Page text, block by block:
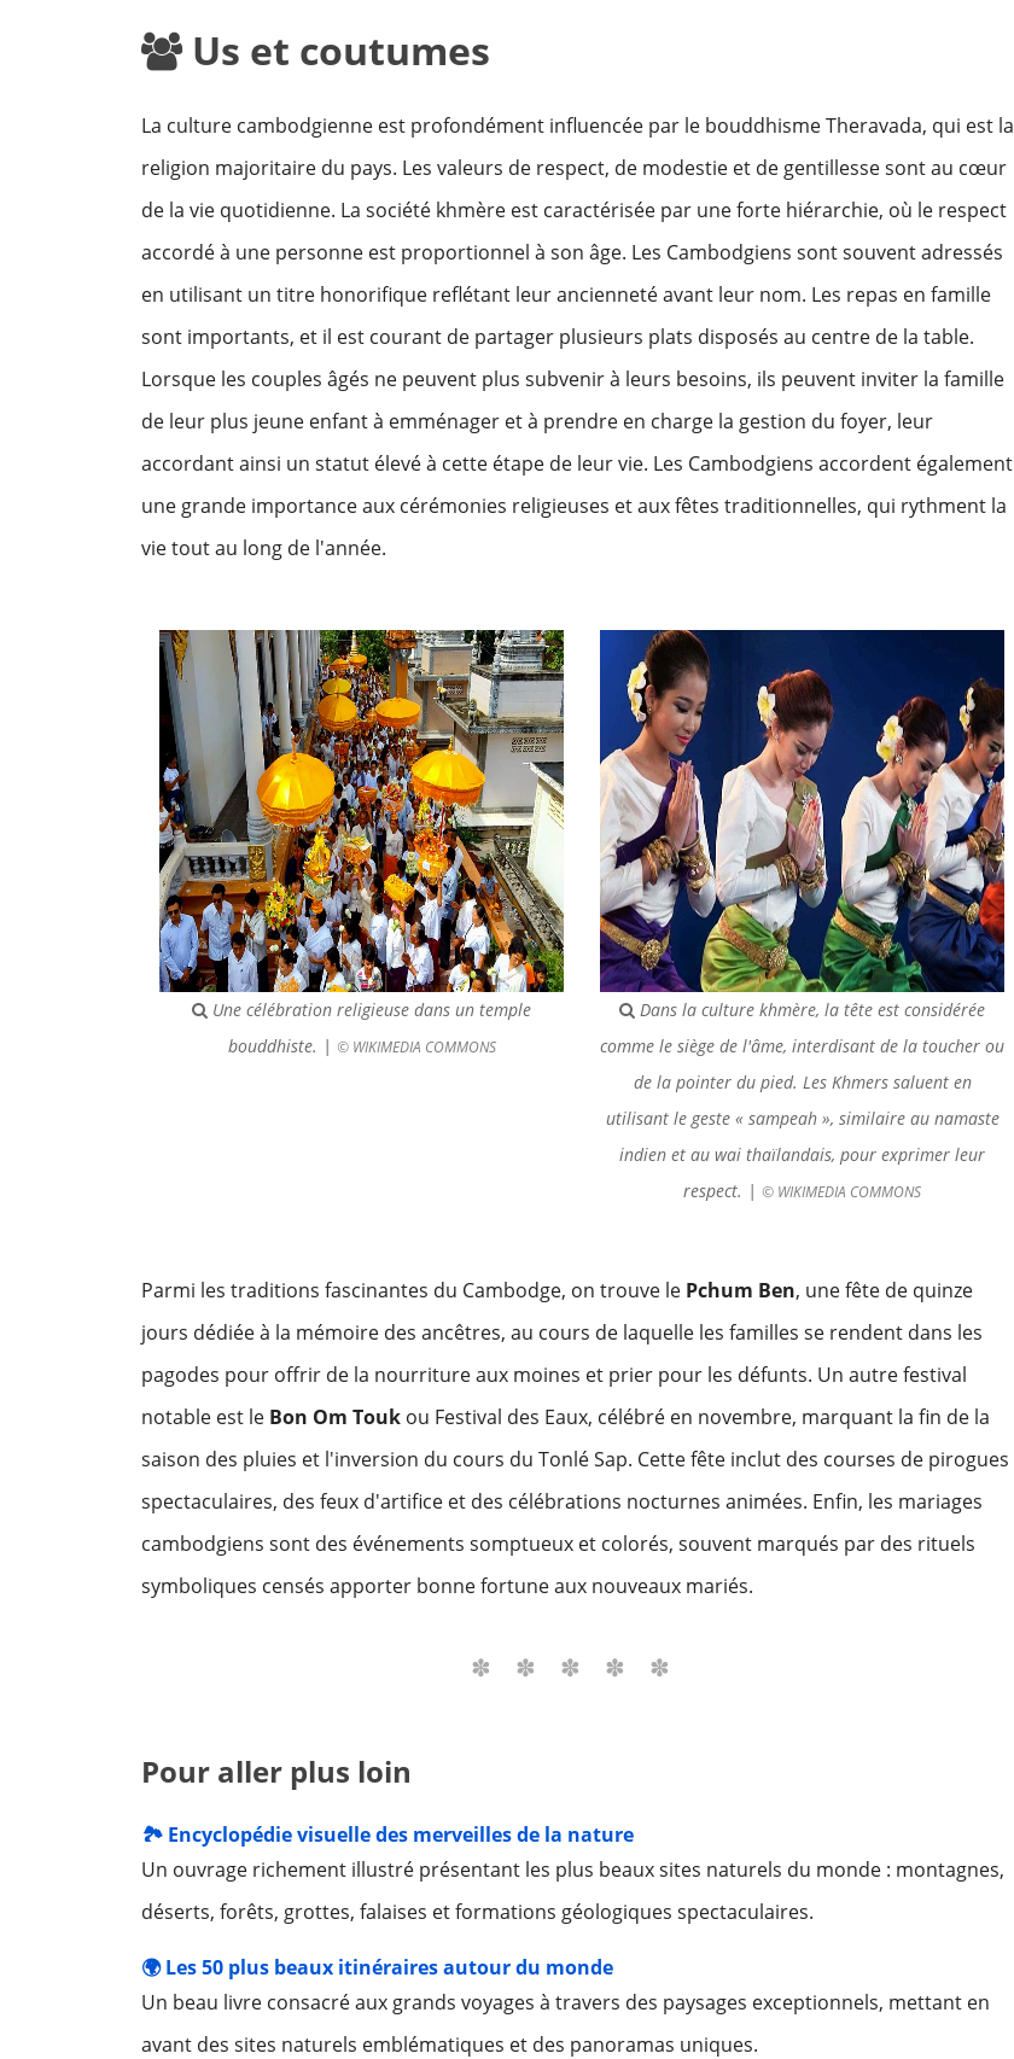
Us et coutumes
La culture cambodgienne est profondément influencée par le bouddhisme Theravada, qui est la
religion majoritaire du pays. Les valeurs de respect, de modestie et de gentillesse sont au cœur
de la vie quotidienne. La société khmère est caractérisée par une forte hiérarchie, où le respect
accordé à une personne est proportionnel à son âge. Les Cambodgiens sont souvent adressés
en utilisant un titre honorifique reflétant leur ancienneté avant leur nom. Les repas en famille
sont importants, et il est courant de partager plusieurs plats disposés au centre de la table.
Lorsque les couples âgés ne peuvent plus subvenir à leurs besoins, ils peuvent inviter la famille
de leur plus jeune enfant à emménager et à prendre en charge la gestion du foyer, leur
accordant ainsi un statut élevé à cette étape de leur vie. Les Cambodgiens accordent également
une grande importance aux cérémonies religieuses et aux fêtes traditionnelles, qui rythment la
vie tout au long de l'année.
Une célébration religieuse dans un temple
bouddhiste. | © WIKIMEDIA COMMONS
Dans la culture khmère, la tête est considérée
comme le siège de l'âme, interdisant de la toucher ou
de la pointer du pied. Les Khmers saluent en
utilisant le geste « sampeah », similaire au namaste
indien et au wai thaïlandais, pour exprimer leur
respect. | © WIKIMEDIA COMMONS
Parmi les traditions fascinantes du Cambodge, on trouve le Pchum Ben, une fête de quinze
jours dédiée à la mémoire des ancêtres, au cours de laquelle les familles se rendent dans les
pagodes pour offrir de la nourriture aux moines et prier pour les défunts. Un autre festival
notable est le Bon Om Touk ou Festival des Eaux, célébré en novembre, marquant la fin de la
saison des pluies et l'inversion du cours du Tonlé Sap. Cette fête inclut des courses de pirogues
spectaculaires, des feux d'artifice et des célébrations nocturnes animées. Enfin, les mariages
cambodgiens sont des événements somptueux et colorés, souvent marqués par des rituels
symboliques censés apporter bonne fortune aux nouveaux mariés.
Pour aller plus loin
🏞️ Encyclopédie visuelle des merveilles de la nature
Un ouvrage richement illustré présentant les plus beaux sites naturels du monde : montagnes,
déserts, forêts, grottes, falaises et formations géologiques spectaculaires.
🌍 Les 50 plus beaux itinéraires autour du monde
Un beau livre consacré aux grands voyages à travers des paysages exceptionnels, mettant en
avant des sites naturels emblématiques et des panoramas uniques.